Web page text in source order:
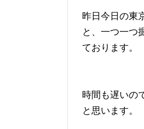
昨日今日の東
と、一つ一つ
ております。
時間も遅いの
と思います。